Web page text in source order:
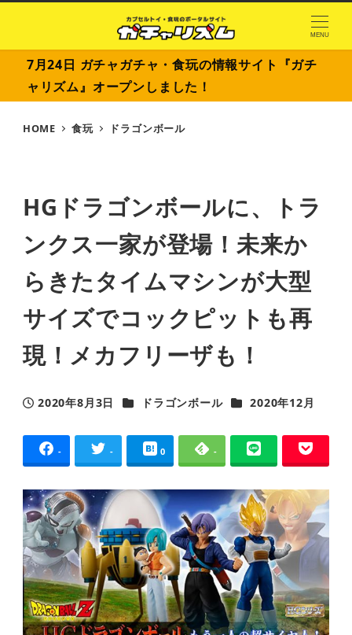
MENU
7月24日 ガチャガチャ・食玩の情報サイト『ガチ
ャリズム』オープンしました！
HOME 食玩 ドラゴンボール
HGドラゴンボールに、トラ
ンクス一家が登場！未来か
らきたタイムマシンが大型
サイズでコックピットも再
現！メカフリーザも！
投稿日
2020年8月3日 カテゴリー
ドラゴンボール カテゴリー
2020年12月
- - 0 -